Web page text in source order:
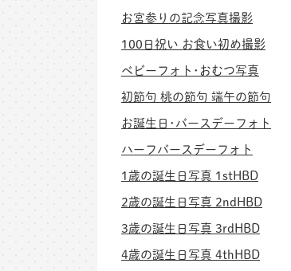
お宮参りの記念写真撮影
100日祝い お食い初め撮影
ベビーフォト･おむつ写真
初節句 桃の節句 端午の節句
お誕生日･バースデーフォト
ハーフバースデーフォト
1歳の誕生日写真 1stHBD
2歳の誕生日写真 2ndHBD
3歳の誕生日写真 3rdHBD
4歳の誕生日写真 4thHBD